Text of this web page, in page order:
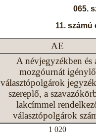
065.
11.
AE
A névjegyzékben és
mozgóurnát igénylő
választópolgárok
szereplő, a
lakcímmel
választópolgárok
1 020